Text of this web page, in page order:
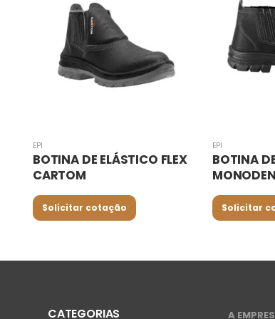
EPI
BOTINA DE ELÁSTICO
MONODENSIDADE CARTOM
Solicitar cotação
EPI
LUVA
VOLK
Solicitar
CATEGORIAS A